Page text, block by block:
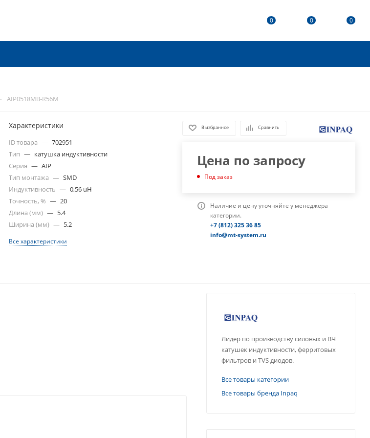
0 0 0
AIP0518MB-R56M
Характеристики
ID товара — 702951
Тип — катушка индуктивности
Серия — AIP
Тип монтажа — SMD
Индуктивность — 0,56 uH
Точность, % — 20
Длина (мм) — 5.4
Ширина (мм) — 5.2
Все характеристики
В избранное Сравнить
Цена по запросу
Под заказ
Наличие и цену уточняйте у менеджера
категории.
+7 (812) 325 36 85
info@mt-system.ru
Лидер по производству силовых и ВЧ
катушек индуктивности, ферритовых
фильтров и TVS диодов.
Все товары категории
Все товары бренда Inpaq